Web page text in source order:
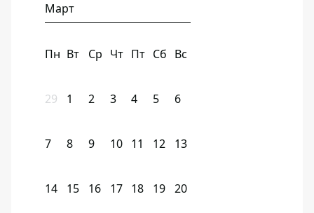
Март
Пн Вт Ср Чт Пт Сб Вс
29 1 2 3 4 5 6
7 8 9 10 11 12 13
14 15 16 17 18 19 20